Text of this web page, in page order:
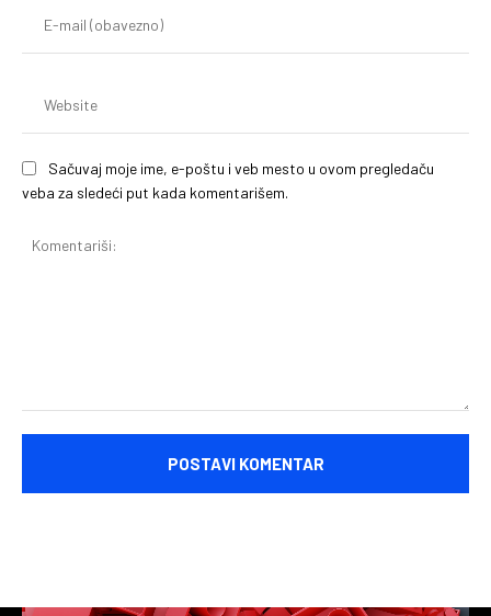
Sačuvaj moje ime, e-poštu i veb mesto u ovom pregledaču
veba za sledeći put kada komentarišem.